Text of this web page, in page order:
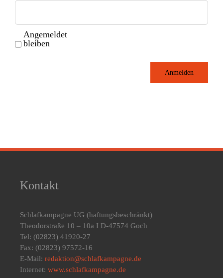
Angemeldet
bleiben
Anmelden
Kontakt
Schlafkampagne UG (haftungsbeschränkt)
Theodorstraße 10 – 10a I D-47574 Goch
Tel: (02823) 41920-27
Fax: (02823) 97572-16
E-Mail: redaktion@schlafkampagne.de
Internet: www.schlafkampagne.de